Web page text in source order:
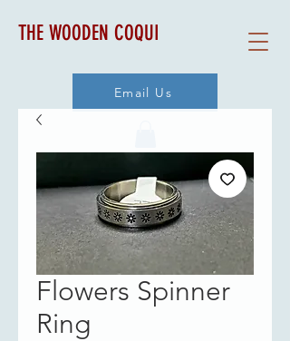
THE WOODEN COQUI
Email Us
Flowers Spinner
Ring